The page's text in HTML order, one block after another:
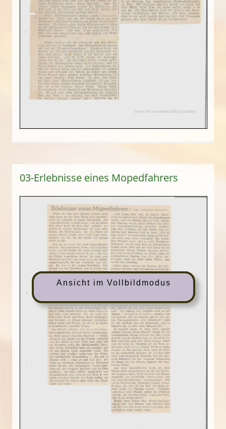
03-Erlebnisse eines Mopedfahrers
Ansicht im Vollbildmodus